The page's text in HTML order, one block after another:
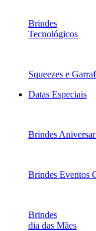
Brindes
Tecnológicos
Squeezes e
Datas Especiais
Brindes
Brindes Eventos
Brindes
dia das Mães